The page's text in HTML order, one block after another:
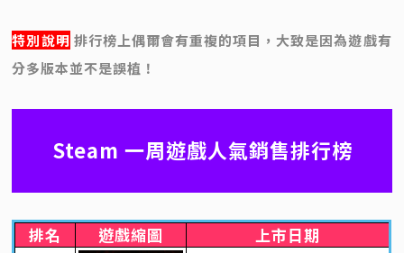
特別說明 排行榜上偶爾會有重複的項目，大致是因為遊戲有
分多版本並不是誤植！
Steam 一周遊戲人氣銷售排行榜
排名 遊戲縮圖
上市日期